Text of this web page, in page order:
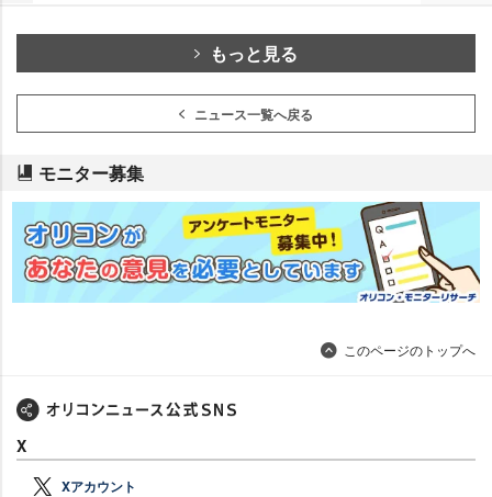
もっと見る
ニュース一覧へ戻る
モニター募集
このページのトップへ
X
Xアカウント